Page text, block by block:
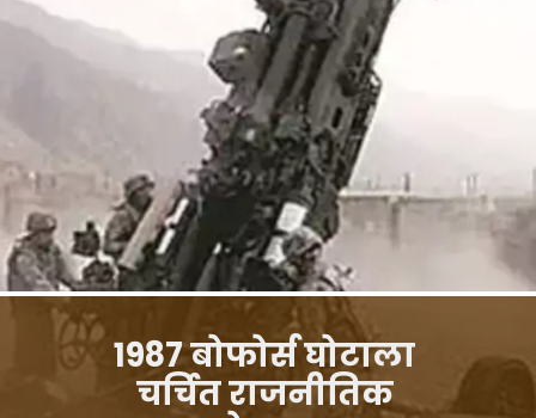
1987 बोफोर्स घोटाला
चर्चित राजनीतिक